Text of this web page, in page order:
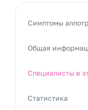
Симптомы
Общая
Специалисты в
Статистика